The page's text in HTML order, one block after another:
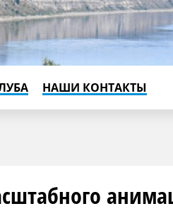
НАШИ КОНТАКТЫ